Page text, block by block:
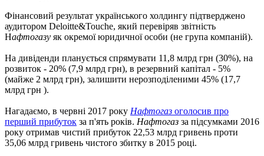
Фінансовий результат українського холдингу підтверджено
аудитором Deloitte&Touche, який перевіряв звітність
Нафтогазу як окремої юридичної особи (не група компаній).
На дивіденди планується спрямувати 11,8 млрд грн (30%), на
розвиток - 20% (7,9 млрд грн), в резервний капітал - 5%
(майже 2 млрд грн), залишити нерозподіленими 45% (17,7
млрд грн ).
Нагадаємо, в червні 2017 року Нафтогаз оголосив про
перший прибуток за п'ять років. Нафтогаз за підсумками 2016
року отримав чистий прибуток 22,53 млрд гривень проти
35,06 млрд гривень чистого збитку в 2015 році.